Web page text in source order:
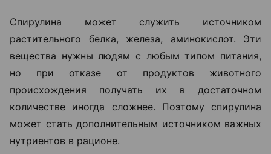
Спирулина может служить источником
растительного белка, железа, аминокислот. Эти
вещества нужны людям с любым типом питания,
но при отказе от продуктов животного
происхождения получать их в достаточном
количестве иногда сложнее. Поэтому спирулина
может стать дополнительным источником важных
нутриентов в рационе.